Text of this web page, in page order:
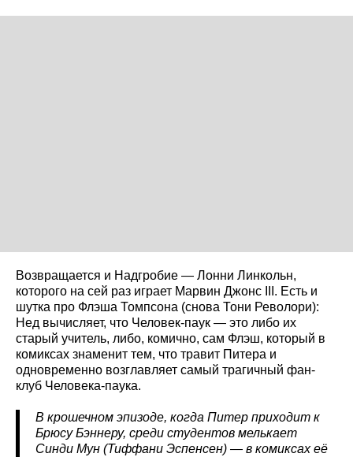
Возвращается и Надгробие — Лонни Линкольн,
которого на сей раз играет Марвин Джонс III. Есть и
шутка про Флэша Томпсона (снова Тони Револори):
Нед вычисляет, что Человек-паук — это либо их
старый учитель, либо, комично, сам Флэш, который в
комиксах знаменит тем, что травит Питера и
одновременно возглавляет самый трагичный фан-
клуб Человека-паука.
В крошечном эпизоде, когда Питер приходит к
Брюсу Бэннеру, среди студентов мелькает
Синди Мун (Тиффани Эспенсен) — в комиксах её